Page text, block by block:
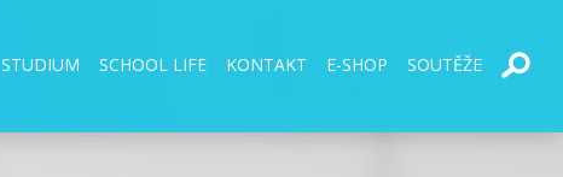
STUDIUM SCHOOL LIFE KONTAKT E-SHOP SOUTĚŽE